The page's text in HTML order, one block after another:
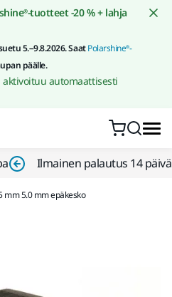
Siirry sisältöön
tuotteet -20 % + lahja
5.–9.8.2026. SaatPolarshine®-
päälle.
aktivoituu automaattisesti
Ilmainen palautus 14
mm 5.0 mm epäkesko